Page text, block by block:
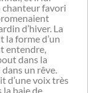
chanteur favori
d’hiver. La
forme d’un
entendre,
dans la
un rêve.
d’une voix très
la baie de